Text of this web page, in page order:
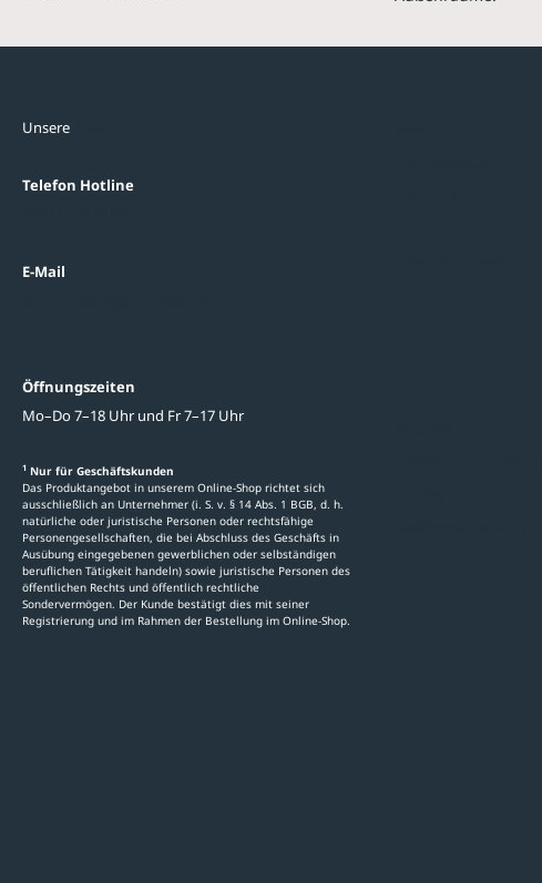
Unsere
Telefon Hotline
E-Mail
Öffnungszeiten
Mo–Do 7–18 Uhr und Fr 7–17 Uhr
1 Nur für Geschäftskunden
Das Produktangebot in unserem Online-Shop richtet sich
ausschließlich an Unternehmer (i. S. v. § 14 Abs. 1 BGB, d. h.
natürliche oder juristische Personen oder rechtsfähige
Personengesellschaften, die bei Abschluss des Geschäfts in
Ausübung eingegebenen gewerblichen oder selbständigen
beruflichen Tätigkeit handeln) sowie juristische Personen des
öffentlichen Rechts und öffentlich rechtliche
Sondervermögen. Der Kunde bestätigt dies mit seiner
Registrierung und im Rahmen der Bestellung im Online-Shop.